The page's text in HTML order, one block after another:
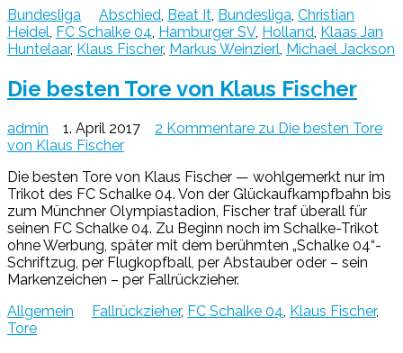
Bundesliga Abschied Beat It Bundesliga Christian
Heidel FC Schalke 04 Hamburger SV, Holland Klaas Jan
Huntelaar, Klaus Fischer, Markus Weinzierl Michael Jackson
Die besten Tore von Klaus Fischer
admin 1. April 2017 2 Kommentare zu Die besten Tore
von Klaus Fischer
Die besten Tore von Klaus Fischer — wohlgemerkt nur im
Trikot des FC Schalke 04. Von der Glückaufkampfbahn bis
zum Münchner Olympiastadion, Fischer traf überall für
seinen FC Schalke 04. Zu Beginn noch im Schalke-Trikot
ohne Werbung, später mit dem berühmten „Schalke 04“-
Schriftzug, per Flugkopfball, per Abstauber oder – sein
Markenzeichen – per Fallrückzieher.
Allgemein
Fallrückzieher, FC Schalke 04 Klaus Fischer,
Tore